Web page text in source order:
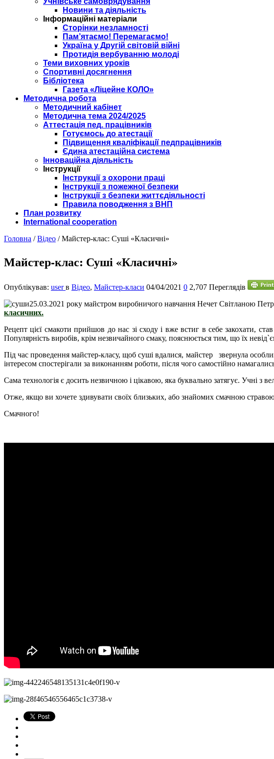
Новини та діяльність
Інформаційні матеріали
Сторінки незламності
Пам’ятаємо! Перемагаємо!
Україна у Другій світовій війні
Протидія вербуванню молоді
Теми виховних уроків
Спортивні досягнення
Бібліотека
Газета «Ліцейне КОЛО»
Методична робота
Методичний кабінет
Методична тема 2024/2025
Аттестація пед. працівників
Готуємось до атестації
Підвищення кваліфікації педпрацівників
Єдина атестаційна система
Інноваційна діяльність
Інструкції
Інструкції з охорони праці
Інструкції з пожежної безпеки
Інструкції з безпеки життєдіяльності
Правила поводження з ВНП
План розвитку
International cooperation
Головна /Відео /Майстер-клас: Суші «Класичні»
Майстер-клас: Суші «Класичні»
Опублікував: userв Відео, Майстер-класи 04/04/2021 0 2,707 Переглядів
25.03.2021 року майстром виробничого навчання Нечет Світланою
класичних.
Рецепт цієї смакоти прийшов до нас зі сходу і вже встиг в себе закохати,
Популярність виробів, крім незвичайного смаку, пояснюється тим, що їх
Під час проведення майстер-класу, щоб суші вдалися, майстер звернула
інтересом спостерігали за виконанням роботи, після чого самостійно
Сама технологія є досить незвичною і цікавою, яка буквально затягує. Учні
Отже, якщо ви хочете здивувати своїх близьких, або знайомих смачною
Смачного!